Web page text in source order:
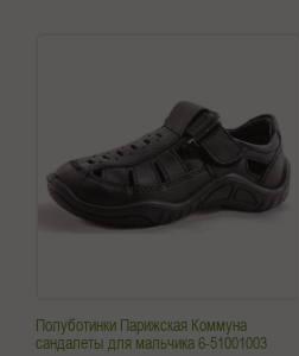
Полуботинки Парижская Коммуна
сандалеты для мальчика 6-51001003